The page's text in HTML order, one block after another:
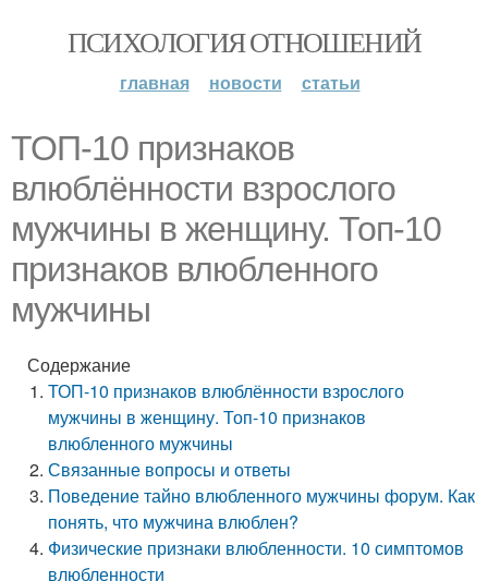
ПСИХОЛОГИЯ ОТНОШЕНИЙ
главная новости статьи
ТОП-10 признаков
влюблённости взрослого
мужчины в женщину. Топ-10
признаков влюбленного
мужчины
Содержание
ТОП-10 признаков влюблённости взрослого
мужчины в женщину. Топ-10 признаков
влюбленного мужчины
Связанные вопросы и ответы
Поведение тайно влюбленного мужчины форум. Как
понять, что мужчина влюблен?
Физические признаки влюбленности. 10 симптомов
влюбленности